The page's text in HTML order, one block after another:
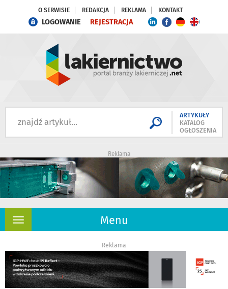
O SERWISIE REDAKCJA REKLAMA KONTAKT
LOGOWANIE REJESTRACJA
ARTYKUŁY
KATALOG
OGŁOSZENIA
Reklama
Menu
Rozwiń
Reklama